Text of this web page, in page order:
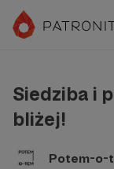
Siedziba i
bliżej!
Potem-o-